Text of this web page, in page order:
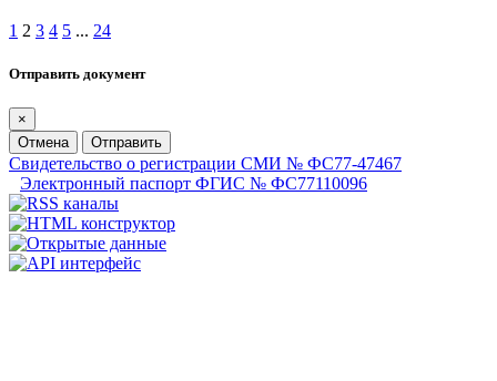
1 2 3 4 5 ... 24
Отправить документ
×
Отмена
Отправить
Свидетельство о регистрации СМИ № ФС77-47467
Электронный паспорт ФГИС № ФС77110096